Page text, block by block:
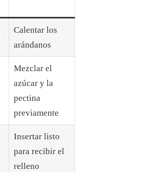
Calentar los
arándanos
Mezclar el
azúcar y la
pectina
previamente
Insertar listo
para recibir el
relleno